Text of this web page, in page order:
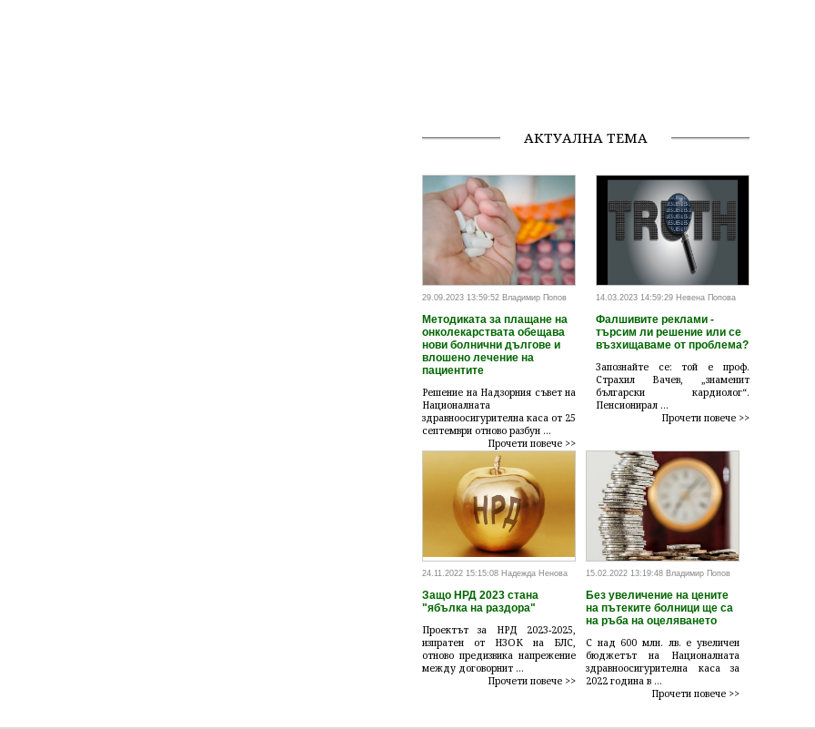
АКТУАЛНА ТЕМА
29.09.2023 13:59:52 Владимир Попов
Методиката за плащане на
онколекарствата обещава
нови болнични дългове и
влошено лечение на
пациентите
Решение на Надзорния съвет на
Националната
здравноосигурителна каса от 25
септември отново разбун ...
Прочети повече >>
14.03.2023 14:59:29 Невена Попова
Фалшивите реклами -
търсим ли решение или се
възхищаваме от проблема?
Запознайте се: той е проф.
Страхил Вачев, „знаменит
български кардиолог“.
Пенсионирал ...
Прочети повече >>
24.11.2022 15:15:08 Надежда Ненова
Защо НРД 2023 стана
"ябълка на раздора"
Проектът за НРД 2023-2025,
изпратен от НЗОК на БЛС,
отново предизвика напрежение
между договорнит ...
Прочети повече >>
15.02.2022 13:19:48 Владимир Попов
Без увеличение на цените
на пътеките болници ще са
на ръба на оцеляването
С над 600 млн. лв. е увеличен
бюджетът на Националната
здравноосигурителна каса за
2022 година в ...
Прочети повече >>